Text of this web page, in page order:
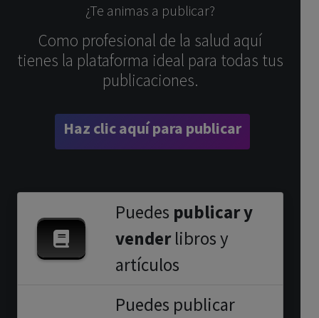
¿Te animas a publicar?
Como profesional de la salud aquí
tienes la plataforma ideal para todas tus
publicaciones.
Haz clic aquí para publicar
Puedes publicar y
venderlibros y
artículos
Puedes publicar